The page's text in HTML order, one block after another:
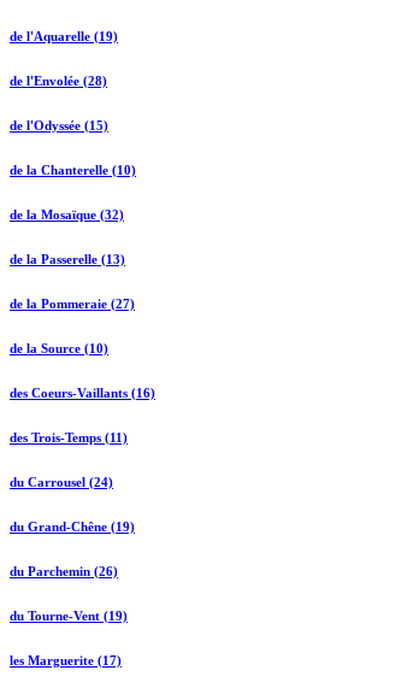
de l'Aquarelle (19)
de l'Envolée (28)
de l'Odyssée (15)
de la Chanterelle (10)
de la Mosaïque (32)
de la Passerelle (13)
de la Pommeraie (27)
de la Source (10)
des Coeurs-Vaillants (16)
des Trois-Temps (11)
du Carrousel (24)
du Grand-Chêne (19)
du Parchemin (26)
du Tourne-Vent (19)
les Marguerite (17)